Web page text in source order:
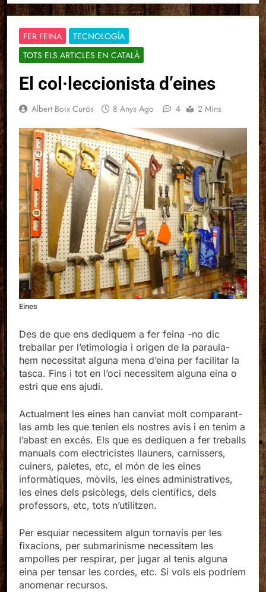
FER FEINA
TECNOLOGÍA
TOTS ELS ARTICLES EN CATALÀ
El col·leccionista d’eines
Albert Boix Curós 8 Anys Ago 4 2 Mins
Eines
Des de que ens dediquem a fer feina -no dic
treballar per l’etimologia i origen de la paraula-
hem necessitat alguna mena d’eina per facilitar la
tasca. Fins i tot en l’oci necessitem alguna eina o
estri que ens ajudi.
Actualment les eines han canviat molt comparant-
las amb les que tenien els nostres avis i en tenim a
l’abast en excés. Els que es dediquen a fer treballs
manuals com electricistes llauners, carnissers,
cuiners, paletes, etc, el món de les eines
informàtiques, mòvils, les eines administratives,
les eines dels psicòlegs, dels científics, dels
professors, etc, tots n’utilitzen.
Per esquiar necessitem algun tornavís per les
fixacions, per submarinisme necessitem les
ampolles per respirar, per jugar al tenis alguna
eina per tensar les cordes, etc. Si vols els podríem
anomenar recursos.